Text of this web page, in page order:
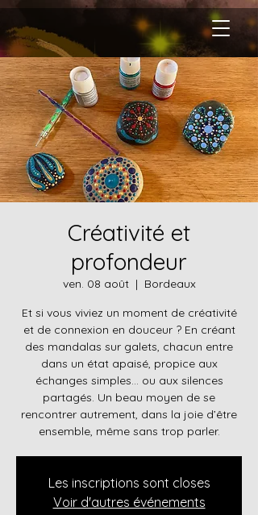
Créativité et
profondeur
ven. 08 août
  |
Bordeaux
Et si vous viviez un moment de créativité
et de connexion en douceur ? En créant
des mandalas sur galets, chacun entre
dans un état apaisé, propice aux
échanges simples… ou aux silences
partagés. Un beau moyen de se
rencontrer autrement, dans la joie d’être
ensemble, même sans trop parler.
Les inscriptions sont closes
Voir d'autres événements